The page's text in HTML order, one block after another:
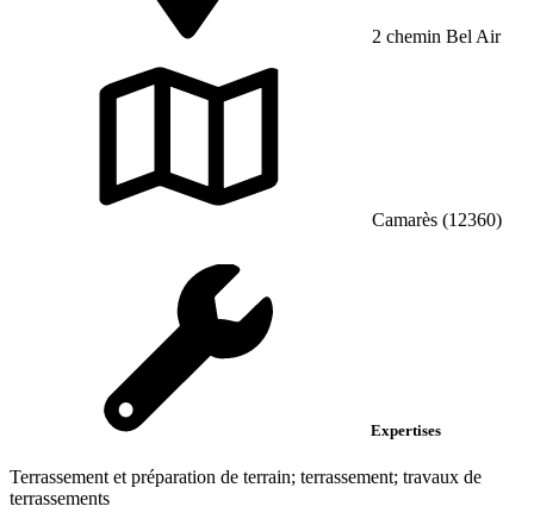
2 chemin Bel Air
Camarès (12360)
Expertises
Terrassement et préparation de terrain; terrassement; travaux de
terrassements